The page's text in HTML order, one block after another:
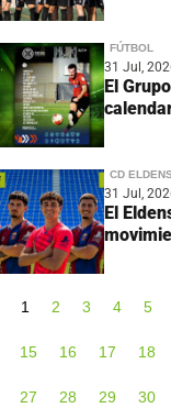
FÚTBOL
31 Jul,
El
CD
31 Jul,
El
1 2 3 4 5
15 16 17 18
27 28 29 30